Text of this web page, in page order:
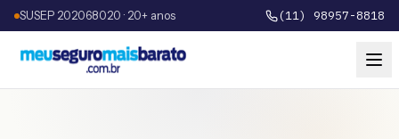
SUSEP 202068020 · 20+ anos (11) 98957-8818